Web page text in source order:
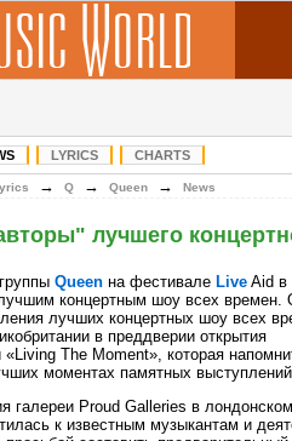
LYRICS CHARTS
→ Q → Queen → News
лучшего
Queen на фестивале Live Aid в
концертным шоу всех времен.
лучших концертных шоу всех
в преддверии открытия
The Moment», которая
моментах памятных
галереи Proud Galleries в лондонском
к известным музыкантам и